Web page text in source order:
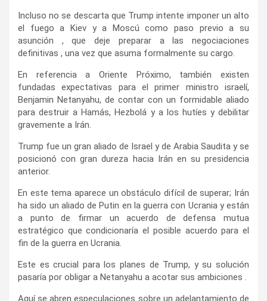
Incluso no se descarta que Trump intente imponer un alto
el fuego a Kiev y a Moscú como paso previo a su
asunción , que deje preparar a las negociaciones
definitivas , una vez que asuma formalmente su cargo.
En referencia a Oriente Próximo, también existen
fundadas expectativas para el primer ministro israelí,
Benjamin Netanyahu, de contar con un formidable aliado
para destruir a Hamás, Hezbolá y a los hutíes y debilitar
gravemente a Irán.
Trump fue un gran aliado de Israel y de Arabia Saudita y se
posicionó con gran dureza hacia Irán en su presidencia
anterior.
En este tema aparece un obstáculo difícil de superar; Irán
ha sido un aliado de Putin en la guerra con Ucrania y están
a punto de firmar un acuerdo de defensa mutua
estratégico que condicionaría el posible acuerdo para el
fin de la guerra en Ucrania.
Este es crucial para los planes de Trump, y su solución
pasaría por obligar a Netanyahu a acotar sus ambiciones .
Aquí se abren especulaciones sobre un adelantamiento de